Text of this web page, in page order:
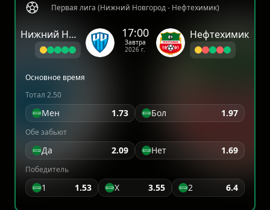
Первая лига (Нижний Новгород - Нефтехимик)
Нижний Новгород 17:00
Завтра
2026 г.
Нефтехимик
Основное время
Тотал 2.50
Мен 1.73 Бол 1.97
Обе забьют
Да 2.09 Нет 1.69
Победитель
1 1.53 X 3.55 2 6.4